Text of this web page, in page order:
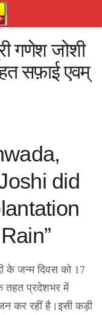
गणेश जोशी
सफ़ाई एवम्
did
के जन्म दिवस को 17
तहत प्रदेशभर में
कर रहीं है।इसी कड़ी